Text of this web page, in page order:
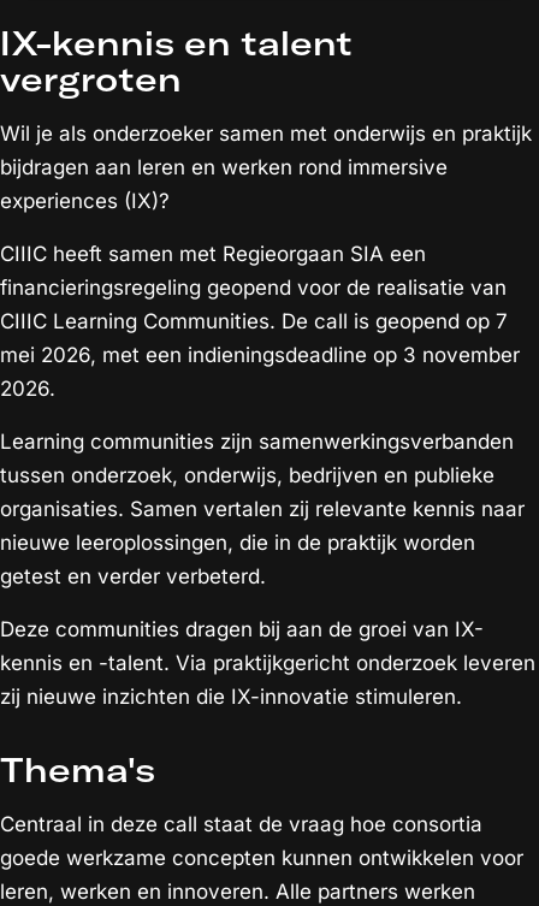
IX-kennis en talent
vergroten
Wil je als onderzoeker samen met onderwijs en praktijk
bijdragen aan leren en werken rond immersive
experiences (IX)?
CIIIC heeft samen met Regieorgaan SIA een
financieringsregeling geopend voor de realisatie van
CIIIC Learning Communities. De call is geopend op 7
mei 2026, met een indieningsdeadline op 3 november
2026.
Learning communities zijn samenwerkingsverbanden
tussen onderzoek, onderwijs, bedrijven en publieke
organisaties. Samen vertalen zij relevante kennis naar
nieuwe leeroplossingen, die in de praktijk worden
getest en verder verbeterd.
Deze communities dragen bij aan de groei van IX-
kennis en -talent. Via praktijkgericht onderzoek leveren
zij nieuwe inzichten die IX-innovatie stimuleren.
Thema's
Centraal in deze call staat de vraag hoe consortia
goede werkzame concepten kunnen ontwikkelen voor
leren, werken en innoveren. Alle partners werken